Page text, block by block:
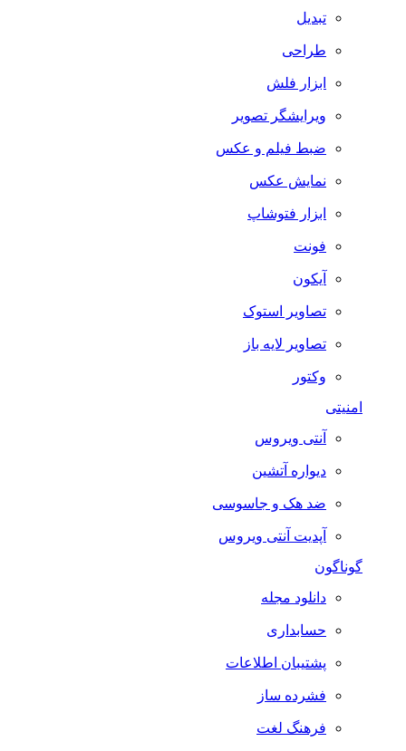
تبدیل
طراحی
ابزار فلش
ویرایشگر تصویر
ضبط فيلم و عكس
نمایش عکس
ابزار فتوشاپ
فونت
آیکون
تصاویر استوک
تصاویر لایه باز
وکتور
امنیتی
آنتی ویروس
دیواره آتشین
ضد هک و جاسوسی
آپدیت آنتی ویروس
گوناگون
دانلود مجله
حسابداری
پشتیبان اطلاعات
فشرده ساز
فرهنگ لغت